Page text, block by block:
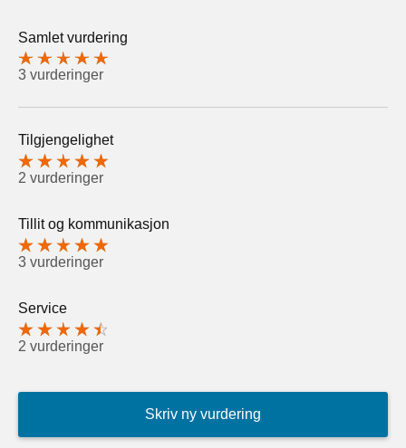
Samlet vurdering
3 vurderinger
Tilgjengelighet
2 vurderinger
Tillit og kommunikasjon
3 vurderinger
Service
2 vurderinger
Skriv ny vurdering